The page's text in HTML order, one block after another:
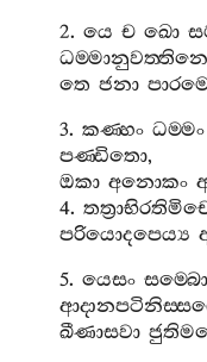
2.යෙ ච ඛො
තෙ ජනා
3.කණ‍්හං ධම‍්මං
පණ‍්ඩිතො,
ඔකා අනොකං
4.
පරියොදපෙය්‍ය
5.යෙසං
ඛීණාසවා